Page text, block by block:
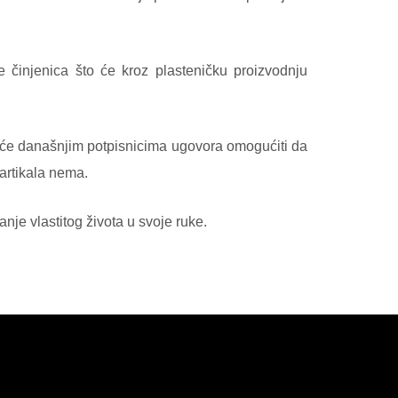
što će kroz plasteničku proizvodnju
današnjim potpisnicima ugovora omogućiti da
nema.
vlastitog života u svoje ruke.